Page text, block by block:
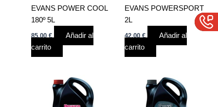
EVANS POWER COOL
180º 5L
85,00 €
Añadir al
carrito
EVANS POWERSPORT
2L
42,00 €
Añadir al
carrito